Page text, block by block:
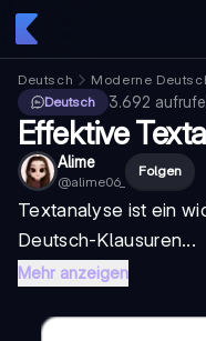
Deutsch Moderne
Deutsch
3.692 aufrufe
Effektive
Alime
@alime06_
Folgen
Textanalyse ist ein
Deutsch-Klausuren...
Mehr anzeigen